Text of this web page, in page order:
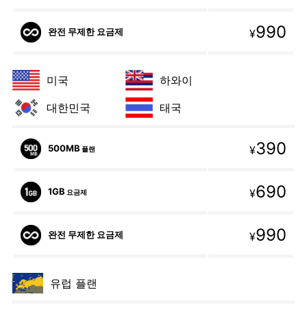
완전 무제한 요금제 ¥990
미국
하와이
대한민국
태국
500MB 플랜 ¥390
1GB 요금제 ¥690
완전 무제한 요금제 ¥990
유럽 플랜